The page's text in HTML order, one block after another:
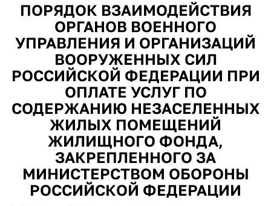
ПОРЯДОК ВЗАИМОДЕЙСТВИЯ
ОРГАНОВ ВОЕННОГО
УПРАВЛЕНИЯ И ОРГАНИЗАЦИЙ
ВООРУЖЕННЫХ СИЛ
РОССИЙСКОЙ ФЕДЕРАЦИИ ПРИ
ОПЛАТЕ УСЛУГ ПО
СОДЕРЖАНИЮ НЕЗАСЕЛЕННЫХ
ЖИЛЫХ ПОМЕЩЕНИЙ
ЖИЛИЩНОГО ФОНДА,
ЗАКРЕПЛЕННОГО ЗА
МИНИСТЕРСТВОМ ОБОРОНЫ
РОССИЙСКОЙ ФЕДЕРАЦИИ